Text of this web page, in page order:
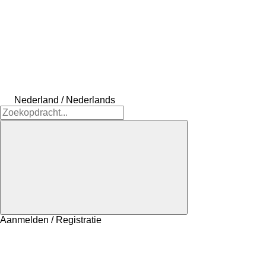
Nederland / Nederlands
Aanmelden / Registratie